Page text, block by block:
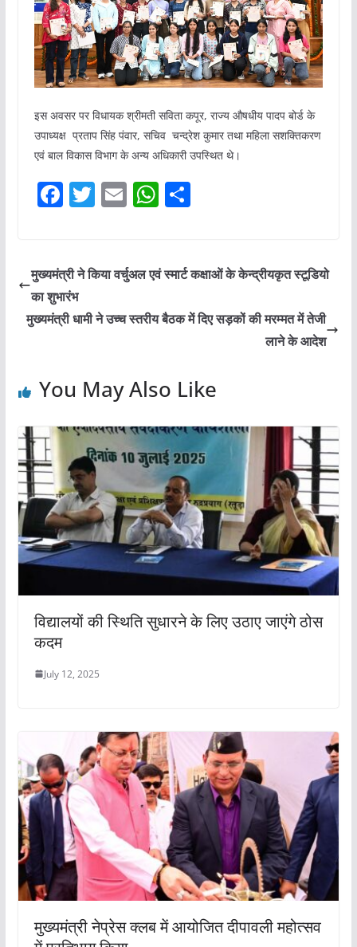
इस अवसर पर विधायक श्रीमती सविता कपूर, राज्य औषधीय पादप बोर्ड के
उपाध्यक्ष प्रताप सिंह पंवार, सचिव चन्द्रेश कुमार तथा महिला सशक्तिकरण
एवं बाल विकास विभाग के अन्य अधिकारी उपस्थित थे।
F
e
b
o
T
er
E
l
W
s
p
S
e
मुख्यमंत्री ने किया वर्चुअल एवं स्मार्ट कक्षाओं के केन्द्रीयकृत स्टूडियो
का शुभारंभ
मुख्यमंत्री धामी ने उच्च स्तरीय बैठक में दिए सड़कों की मरम्मत में तेजी
लाने के आदेश
You May Also Like
विद्यालयों की स्थिति सुधारने के लिए उठाए जाएंगे ठोस
कदम
July 12, 2025
मुख्यमंत्री नेप्रेस क्लब में आयोजित दीपावली महोत्सव